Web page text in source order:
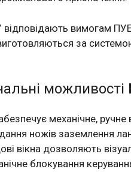
вимогам
за
можливості
механічне,
ножів заземлення
вікна дозволяють
блокування